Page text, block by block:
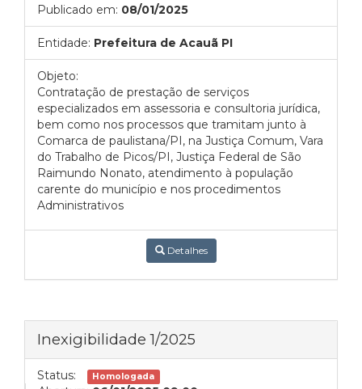
Publicado em: 08/01/2025
Entidade: Prefeitura de Acauã PI
Objeto:
Contratação de prestação de serviços
especializados em assessoria e consultoria jurídica,
bem como nos processos que tramitam junto à
Comarca de paulistana/PI, na Justiça Comum, Vara
do Trabalho de Picos/PI, Justiça Federal de São
Raimundo Nonato, atendimento à população
carente do município e nos procedimentos
Administrativos
Detalhes
Inexigibilidade 1/2025
Status: Homologada